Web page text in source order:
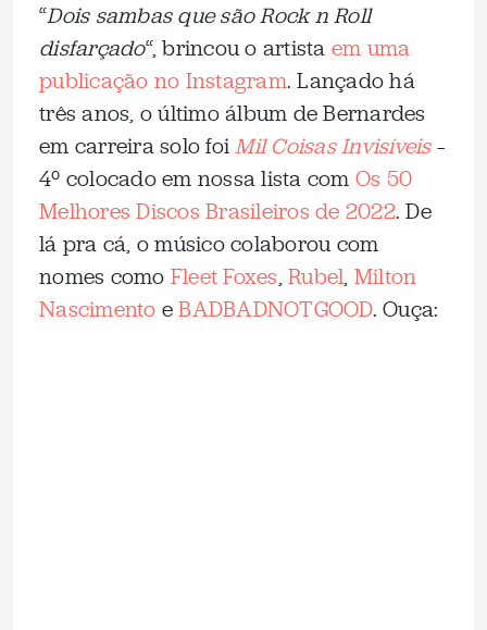
“Dois sambas que são Rock n Roll
disfarçado“, brincou o artista em uma
publicação no Instagram. Lançado há
três anos, o último álbum de Bernardes
em carreira solo foiMil Coisas Invisíveis–
4º colocado em nossa lista com Os 50
Melhores Discos Brasileiros de 2022. De
lá pra cá, o músico colaborou com
nomes como Fleet Foxes,Rubel, Milton
Nascimento eBADBADNOTGOOD. Ouça: